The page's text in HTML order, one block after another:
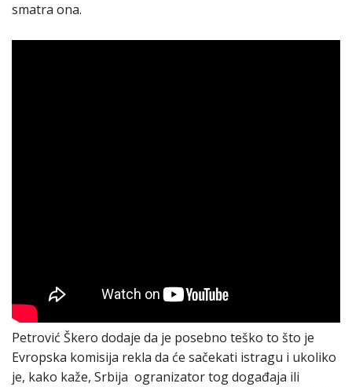
smatra ona.
Petrović Škero dodaje da je posebno teško to što je
Evropska komisija rekla da će sačekati istragu i ukoliko
je, kako kaže, Srbija ogranizator tog događaja ili